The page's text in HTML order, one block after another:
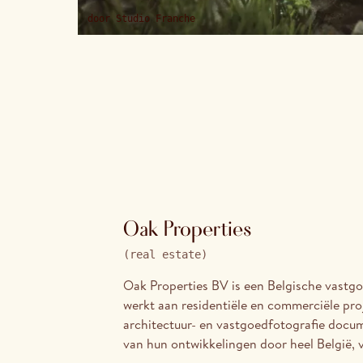
door Studio Franche
Oak Properties
( real estate)
Oak Properties BV is een Belgische
werkt aan residentiële en commerciële
architectuur- en vastgoedfotografie
van hun ontwikkelingen door heel België,